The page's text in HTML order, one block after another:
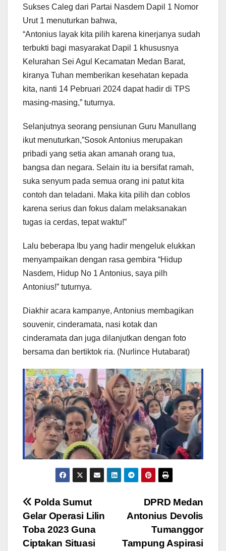
Sukses Caleg dari Partai Nasdem Dapil 1 Nomor
Urut 1 menuturkan bahwa,
“Antonius layak kita pilih karena kinerjanya sudah
terbukti bagi masyarakat Dapil 1 khususnya
Kelurahan Sei Agul Kecamatan Medan Barat,
kiranya Tuhan memberikan kesehatan kepada
kita, nanti 14 Pebruari 2024 dapat hadir di TPS
masing-masing,” tuturnya.
Selanjutnya seorang pensiunan Guru Manullang
ikut menuturkan,”Sosok Antonius merupakan
pribadi yang setia akan amanah orang tua,
bangsa dan negara. Selain itu ia bersifat ramah,
suka senyum pada semua orang ini patut kita
contoh dan teladani. Maka kita pilih dan coblos
karena serius dan fokus dalam melaksanakan
tugas ia cerdas, tepat waktu!”
Lalu beberapa Ibu yang hadir mengeluk elukkan
menyampaikan dengan rasa gembira “Hidup
Nasdem, Hidup No 1 Antonius, saya pilh
Antonius!” tuturnya.
Diakhir acara kampanye, Antonius membagikan
souvenir, cinderamata, nasi kotak dan
cinderamata dan juga dilanjutkan dengan foto
bersama dan bertiktok ria. (Nurlince Hutabarat)
Navigasi
pos
DPRD Medan
Antonius Devolis
Tumanggor
Tampung Aspirasi
Polda Sumut
Gelar Operasi Lilin
Toba 2023 Guna
Ciptakan Situasi